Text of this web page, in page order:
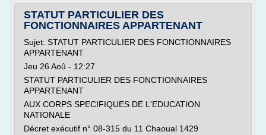
STATUT PARTICULIER DES
FONCTIONNAIRES APPARTENANT
Sujet: STATUT PARTICULIER DES FONCTIONNAIRES
APPARTENANT
Jeu 26 Aoû - 12:27
STATUT PARTICULIER DES FONCTIONNAIRES
APPARTENANT
AUX CORPS SPECIFIQUES DE L'EDUCATION
NATIONALE
Décret exécutif n° 08-315 du 11 Chaoual 1429